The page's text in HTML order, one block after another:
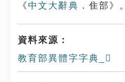
《 中文大辭典 ．隹部》。
資料來源：
教育部異體字字典_𩁨